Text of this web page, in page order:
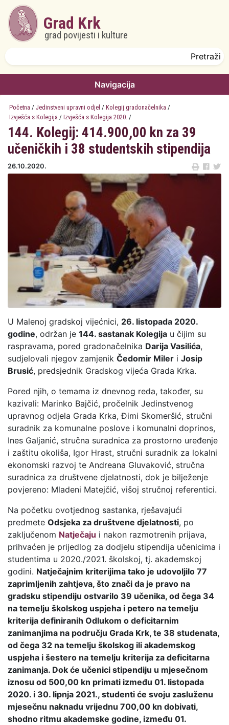
Skoči na glavni sadržaj
Grad Krk
grad povijesti i kulture
Navigacija
Početna / Jedinstveni upravni odjel / Kolegij gradonačelnika /
Izvješća s Kolegija / Izvješća s Kolegija 2020. /
144. Kolegij: 414.900,00 kn za 39
učeničkih i 38 studentskih stipendija
26.10.2020.
U Malenoj gradskoj vijećnici, 26. listopada 2020.
godine, održan je 144. sastanak Kolegija u čijim su
raspravama, pored gradonačelnika Darija Vasilića,
sudjelovali njegov zamjenik Čedomir Miler i Josip
Brusić, predsjednik Gradskog vijeća Grada Krka.
Pored njih, o temama iz dnevnog reda, također, su
kazivali: Marinko Bajčić, pročelnik Jedinstvenog
upravnog odjela Grada Krka, Đimi Skomeršić, stručni
suradnik za komunalne poslove i komunalni doprinos,
Ines Galjanić, stručna suradnica za prostorno uređenje
i zaštitu okoliša, Igor Hrast, stručni suradnik za lokalni
ekonomski razvoj te Andreana Gluvaković, stručna
suradnica za društvene djelatnosti, dok je bilježenje
povjereno: Mladeni Matejčić, višoj stručnoj referentici.
Na početku ovotjednog sastanka, rješavajući
predmete Odsjeka za društvene djelatnosti, po
zaključenom Natječaju i nakon razmotrenih prijava,
prihvaćen je prijedlog za dodjelu stipendija učenicima i
studentima u 2020./2021. školskoj, tj. akademskoj
godini. Natječajnim kriterijima tako je udovoljilo 77
zaprimljenih zahtjeva, što znači da je pravo na
gradsku stipendiju ostvarilo 39 učenika, od čega 34
na temelju školskog uspjeha i petero na temelju
kriterija definiranih Odlukom o deficitarnim
zanimanjima na području Grada Krk, te 38 studenata,
od čega 32 na temelju školskog ili akademskog
uspjeha i šestero na temelju kriterija za deficitarna
zanimanja. Dok će učenici stipendiju u mjesečnom
iznosu od 500,00 kn primati između 01. listopada
2020. i 30. lipnja 2021., studenti će svoju zasluženu
mjesečnu naknadu vrijednu 700,00 kn dobivati,
shodno ritmu akademske godine, između 01.